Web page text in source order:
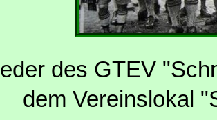
des GTEV
dem Vereinslokal